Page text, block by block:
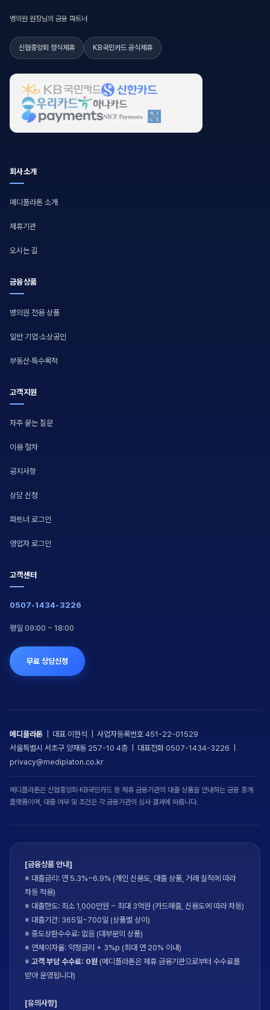
병의원 원장님의 금융 파트너
신협중앙회 정식제휴 KB국민카드 공식제휴
회사소개
메디플라톤 소개
제휴기관
오시는 길
금융상품
병의원 전용 상품
일반 기업·소상공인
부동산·특수목적
고객지원
자주 묻는 질문
이용 절차
공지사항
상담 신청
파트너 로그인
영업자 로그인
고객센터
0507-1434-3226
평일 09:00 ~ 18:00
무료 상담신청
메디플라톤 | 대표 이현석 | 사업자등록번호 451-22-01529
서울특별시 서초구 양재동 257-10 4층 | 대표전화 0507-1434-3226 |
privacy@mediplaton.co.kr
메디플라톤은 신협중앙회·KB국민카드 등 제휴 금융기관의 대출 상품을 안내하는 금융 중개
플랫폼이며, 대출 여부 및 조건은 각 금융기관의 심사 결과에 따릅니다.
[금융상품 안내]
※ 대출금리: 연 5.3%~6.9% (개인 신용도, 대출 상품, 거래 실적에 따라
차등 적용)
※ 대출한도: 최소 1,000만원 ~ 최대 3억원 (카드매출, 신용도에 따라 차등)
※ 대출기간: 365일~700일 (상품별 상이)
※ 중도상환수수료: 없음 (대부분의 상품)
※ 연체이자율: 약정금리 + 3%p (최대 연 20% 이내)
※ 고객 부담 수수료: 0원 (메디플라톤은 제휴 금융기관으로부터 수수료를
받아 운영됩니다)
[유의사항]